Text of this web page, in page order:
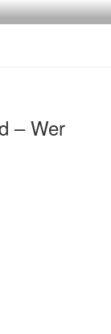
– Wer